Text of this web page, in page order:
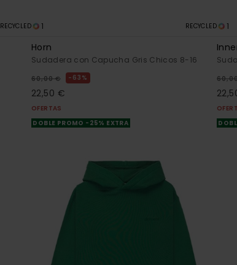
RECYCLED 1 RECYCLED
Horn
Sudadera con Capucha Gris Chicos 8-16
60,00 € 63%
22,50 €
OFERTAS
DOBLE PROMO -25% EXTRA
1